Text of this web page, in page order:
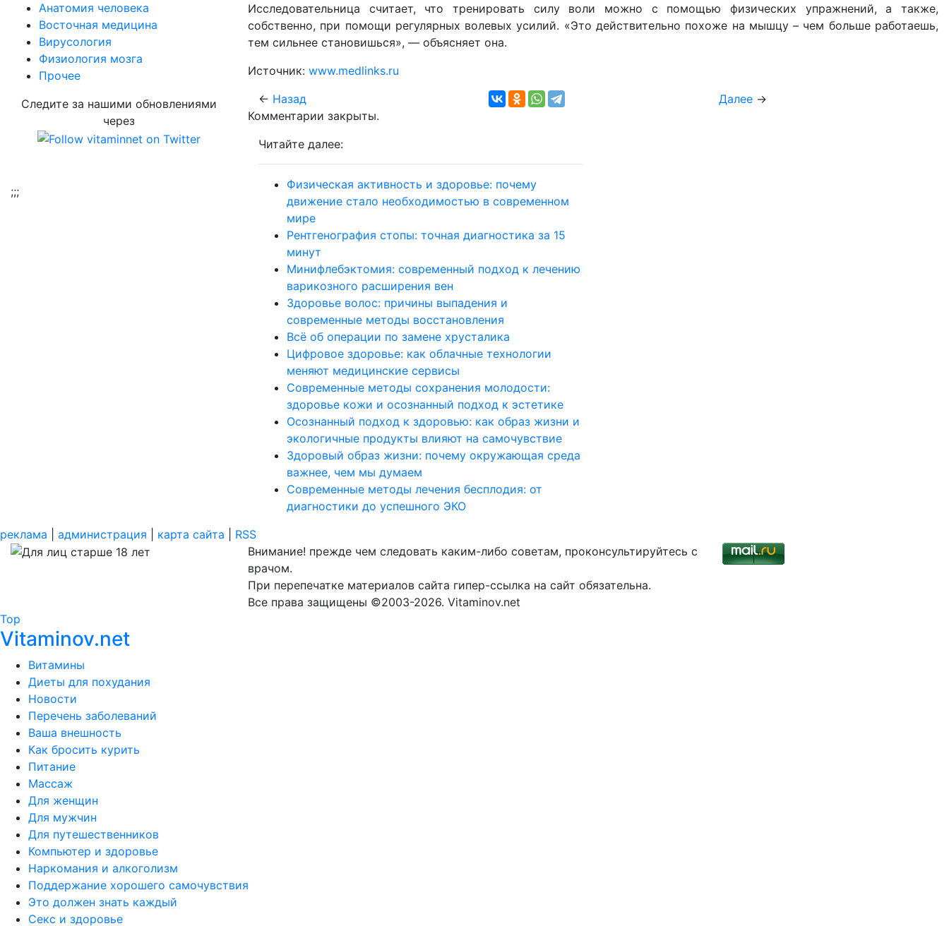
Aнатомия человека
Восточная медицина
Вирусология
Физиология мозга
Прочее
Следите за нашими обновлениями
через
;;;
Исследовательница считает, что тренировать силу воли можно с помощью физических упражнений, а также,
собственно, при помощи регулярных волевых усилий. «Это действительно похоже на мышцу – чем больше работаешь,
тем сильнее становишься», — объясняет она.
Источник: www.medlinks.ru
← Назад Далее →
Комментарии закрыты.
Читайте далее:
Физическая активность и здоровье: почему
движение стало необходимостью в современном
мире
Рентгенография стопы: точная диагностика за 15
минут
Минифлебэктомия: современный подход к лечению
варикозного расширения вен
Здоровье волос: причины выпадения и
современные методы восстановления
Всё об операции по замене хрусталика
Цифровое здоровье: как облачные технологии
меняют медицинские сервисы
Современные методы сохранения молодости:
здоровье кожи и осознанный подход к эстетике
Осознанный подход к здоровью: как образ жизни и
экологичные продукты влияют на самочувствие
Здоровый образ жизни: почему окружающая среда
важнее, чем мы думаем
Современные методы лечения бесплодия: от
диагностики до успешного ЭКО
реклама
администрация карта сайта
RSS
Внимание! прежде чем следовать каким-либо советам, проконсультируйтесь с
врачом.
При перепечатке материалов сайта гипер-ссылка на сайт обязательна.
Все права защищены ©2003-2026. Vitaminov.net
Top
Vitaminov.net
Витамины
Диеты для похудания
Новости
Перечень заболеваний
Ваша внешность
Как бросить курить
Питание
Массаж
Для женщин
Для мужчин
Для путешественников
Компьютер и здоровье
Наркомания и алкоголизм
Поддержание хорошего самочувствия
Это должен знать каждый
Секс и здоровье